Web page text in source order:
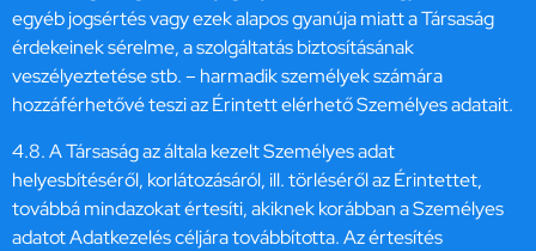
egyéb jogsértés vagy ezek alapos gyanúja miatt a Társaság
érdekeinek sérelme, a szolgáltatás biztosításának
veszélyeztetése stb. – harmadik személyek számára
hozzáférhetővé teszi az Érintett elérhető Személyes adatait.
4.8. A Társaság az általa kezelt Személyes adat
helyesbítéséről, korlátozásáról, ill. törléséről az Érintettet,
továbbá mindazokat értesíti, akiknek korábban a Személyes
adatot Adatkezelés céljára továbbította. Az értesítés